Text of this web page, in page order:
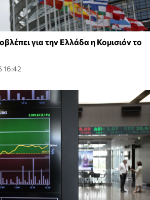
για την Ελλάδα η Κομισιόν το
16:42